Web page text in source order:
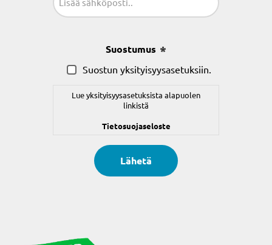
Suostumus
Suostun yksityisyysasetuksiin.
Lue yksityisyysasetuksista alapuolen
linkistä
Tietosuojaseloste